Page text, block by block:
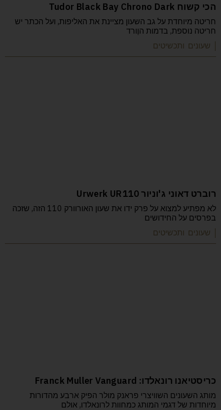
הכי קשוח Tudor Black Bay Chrono Dark
חריטה מיוחדת על גב השעון מציינת את האליפות, ועל הכתר יש
חריטה נוספת, בדמות הוֶורד
| שעונים ותכשיטים
רוברט דאוני ג'וניור Urwerk UR110
לא מפתיע למצוא על פרק ידו את שעון האורוורק 110 הזה, שזכה
בפרסים על החידושים
| שעונים ותכשיטים
כריסטיאנו רונאלדו: Franck Muller Vanguard
מותג השעונים השוויצרי פראנק מולר הפיק ארבע מהדורות
מיוחדות של דגמי המותג כמחוות לרונאלדו, אולם